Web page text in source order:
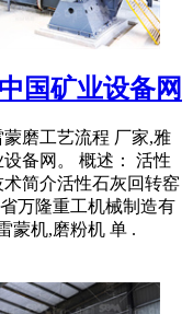
国矿业设备网
磨工艺流程 厂家,雅
备网。 概述： 活性
简介活性石灰回转窑
万隆重工机械制造有
蒙机,磨粉机 单 .